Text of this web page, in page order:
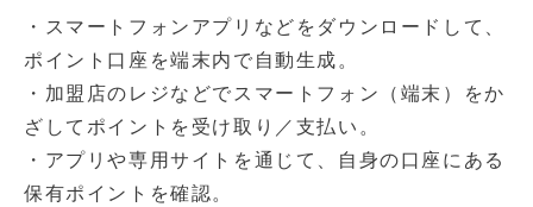
・スマートフォンアプリなどをダウンロードして、
ポイント口座を端末内で自動生成。
・加盟店のレジなどでスマートフォン（端末）をか
ざしてポイントを受け取り／支払い。
・アプリや専用サイトを通じて、自身の口座にある
保有ポイントを確認。